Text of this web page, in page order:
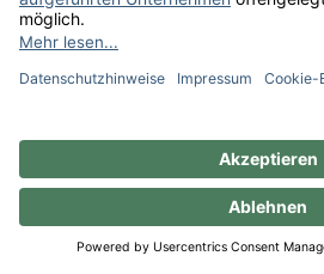
Wajos Spirituosen